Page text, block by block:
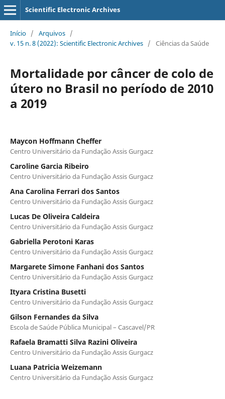
Scientific Electronic Archives
Início / Arquivos /
v. 15 n. 8 (2022): Scientific Electronic Archives / Ciências da Saúde
Mortalidade por câncer de colo de
útero no Brasil no período de 2010
a 2019
Maycon Hoffmann Cheffer
Centro Universitário da Fundação Assis Gurgacz
Caroline Garcia Ribeiro
Centro Universitário da Fundação Assis Gurgacz
Ana Carolina Ferrari dos Santos
Centro Universitário da Fundação Assis Gurgacz
Lucas De Oliveira Caldeira
Centro Universitário da Fundação Assis Gurgacz
Gabriella Perotoni Karas
Centro Universitário da Fundação Assis Gurgacz
Margarete Simone Fanhani dos Santos
Centro Universitário da Fundação Assis Gurgacz
Ityara Cristina Busetti
Centro Universitário da Fundação Assis Gurgacz
Gilson Fernandes da Silva
Escola de Saúde Pública Municipal – Cascavel/PR
Rafaela Bramatti Silva Razini Oliveira
Centro Universitário da Fundação Assis Gurgacz
Luana Patricia Weizemann
Centro Universitário da Fundação Assis Gurgacz